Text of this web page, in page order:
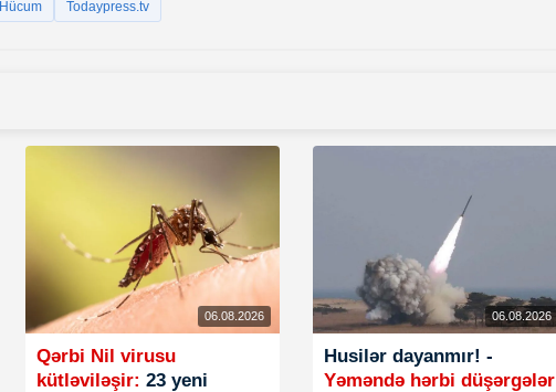
Hücum Todaypress.tv
06.08.2026
Qərbi Nil virusu
kütləviləşir: 23 yeni
06.08.2026
Husilər dayanmır! -
Yəməndə hərbi düşərgələr